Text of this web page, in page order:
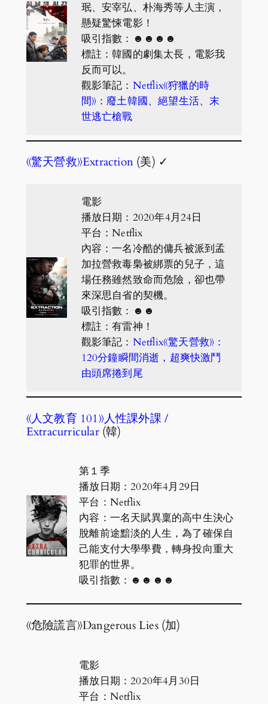
珉、安宰弘、朴海秀等人主演，
懸疑驚悚電影！
吸引指數：☻☻☻☻
標註：韓國的劇集太長，電影我
反而可以。
觀影筆記： Netflix《狩獵的時
間》：廢土韓國、絕望生活、末
世逃亡槍戰
《驚天營救》Extraction (美) ✓
電影
播放日期：2020年4月24日
平台：Netflix
內容：一名冷酷的傭兵被派到孟
加拉營救毒梟被綁票的兒子，這
場任務雖然致命而危險，卻也帶
來深思自省的契機。
吸引指數：☻☻
標註：有雷神！
觀影筆記： Netflix《驚天營救》：
120分鐘瞬間消逝，超爽快激鬥
由頭席捲到尾
《人文教育 101》人性課外課 /
Extracurricular(韓)
第１季
播放日期：2020年4月29日
平台：Netflix
內容：一名天賦異稟的高中生決心
脫離前途黯淡的人生，為了確保自
己能支付大學學費，轉身投向重大
犯罪的世界。
吸引指數：☻☻☻☻
《危險謊言》Dangerous Lies (加)
電影
播放日期：2020年4月30日
平台：Netflix